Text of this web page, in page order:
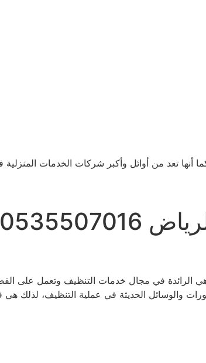
أنها تعد من أوائل وأكبر شركات الخدمات
الرائدة في مجال خدمات التنظيف وتعمل على
والوسائل الحديثة في عملية التنظيف، لذلك